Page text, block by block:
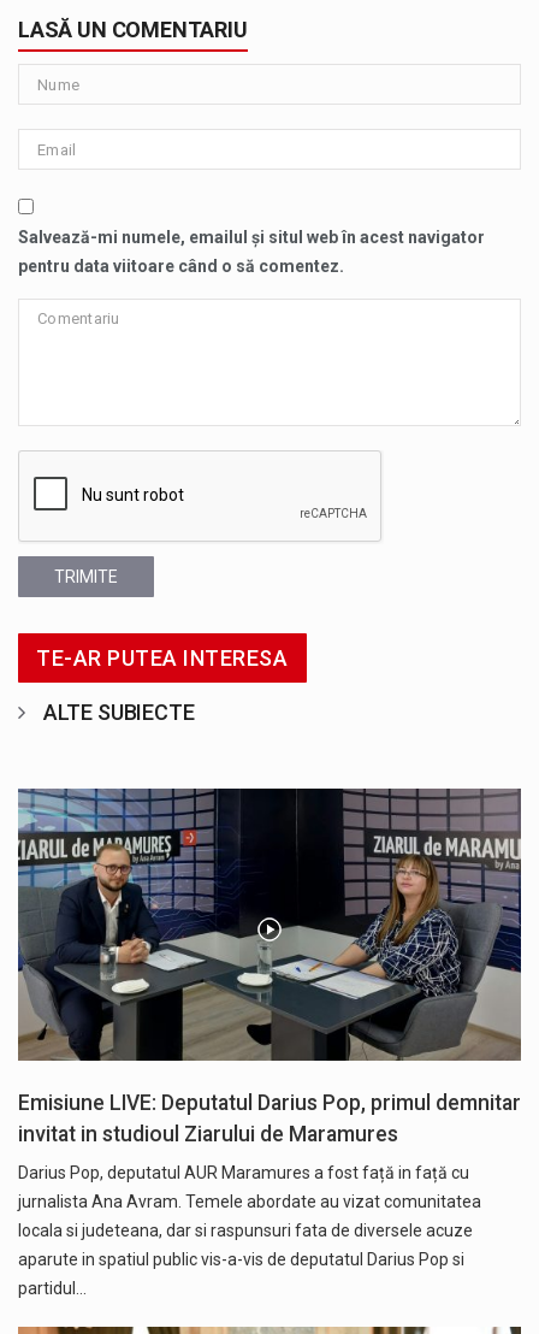
LASĂ UN COMENTARIU
Salvează-mi numele, emailul și situl web în acest navigator
pentru data viitoare când o să comentez.
TRIMITE
TE-AR PUTEA INTERESA
ALTE SUBIECTE
Emisiune LIVE: Deputatul Darius Pop, primul demnitar
invitat in studioul Ziarului de Maramures
Darius Pop, deputatul AUR Maramures a fost față in față cu
jurnalista Ana Avram. Temele abordate au vizat comunitatea
locala si judeteana, dar si raspunsuri fata de diversele acuze
aparute in spatiul public vis-a-vis de deputatul Darius Pop si
partidul…